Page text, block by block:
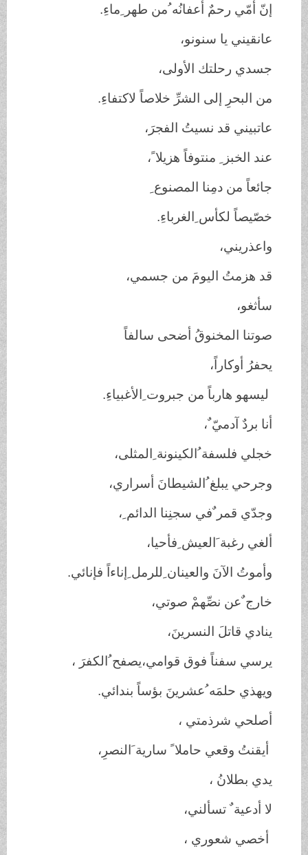
إنّ أمّي رحمٌ أعفانُه ُمن طهر ِماءِ.
عانقيني يا سنونو،
جسدي رحلتك الأولى،
من البحرِ إلى الشرِّ خلاصاً لاكتفاءِ.
عاتبيني قد نسيتُ الفجرَ،
عند الخبز ِ منتوفاً هزيلا ً،
جائعاً من دمِنا المصنوع ِ
خصّيصاً لكأس ِالغرباءِ.
واعذريني،
قد هزمتُ اليومَ من جسمي،
سأثغو،
صوتنا المخنوقُ أضحى سالفاً
يحفرُ أوكاراً،
ليسهو هارباً من جبروت ِالأغبياءِ.
أنا بردٌ آدميّ ٌ،
خجلي فلسفة ُالكينونة ِالمثلى،
وجرحي يبلغ ُالشيطانَ أسراري،
وجدّي قمر ٌفي سجنِنا الدائم ِ،
ألغي رغبة َالعيش ِفأحيا،
وأموتُ الآنَ والعينان ِللرمل ِإناءاً فإنائي.
خارج ٌعن نصِّهمْ صوتي،
ينادي قاتلَ النسرينَ،
يرسي سفناً فوق قوامي،يصفح ُالكفرَ ،
ويهذي حلمَه ُعشرينَ بؤساً بندائي.
أصلحي شرذمتي ،
أيقنتُ وقعي حاملا ً سارية َالنصرِ،
يدي بطلانُ ،
لا أدعية ٌ تسألني،
أخصي شعوري ،